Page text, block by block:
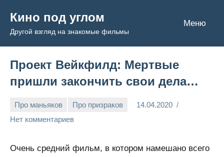
содержимому
Кино под углом
Другой взгляд на знакомые фильмы
Меню
Проект Вейкфилд: Мертвые
пришли закончить свои дела…
Про маньяков Про призраков
14.04.2020
Admin
Нет комментариев
Очень средний фильм, в котором намешано всего